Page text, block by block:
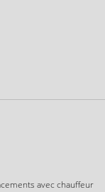
avec chauffeur